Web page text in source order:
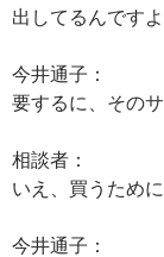
出してるんですよ
今井通子：
要するに、その
相談者：
いえ、買うため
今井通子：